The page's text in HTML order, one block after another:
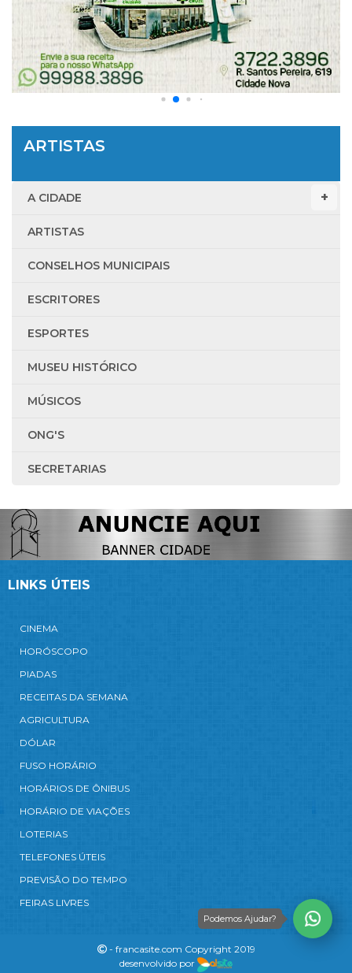
ARTISTAS
A CIDADE
ARTISTAS
CONSELHOS MUNICIPAIS
ESCRITORES
ESPORTES
MUSEU HISTÓRICO
MÚSICOS
ONG'S
SECRETARIAS
LINKS ÚTEIS
CINEMA
HORÓSCOPO
PIADAS
RECEITAS DA SEMANA
AGRICULTURA
DÓLAR
FUSO HORÁRIO
HORÁRIOS DE ÔNIBUS
HORÁRIO DE VIAÇÕES
LOTERIAS
TELEFONES ÚTEIS
PREVISÃO DO TEMPO
FEIRAS LIVRES
- francasite.com Copyright 2019
desenvolvido por
Podemos Ajudar?